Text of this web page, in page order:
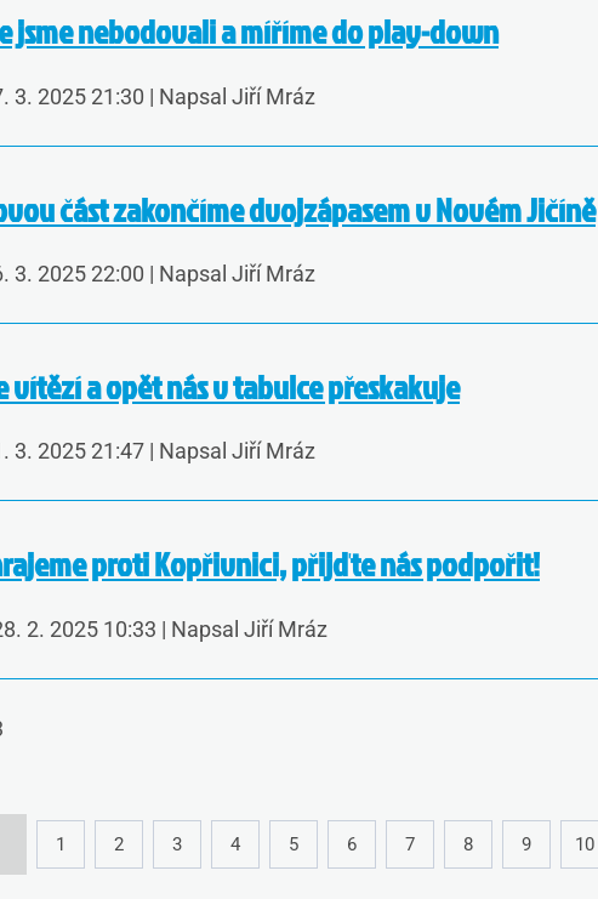
jsme nebodovali a míříme do play-down
3. 2025 21:30 | Napsal Jiří Mráz
část zakončíme dvojzápasem v Novém Jičíně
3. 2025 22:00 | Napsal Jiří Mráz
vítězí a opět nás v tabulce přeskakuje
3. 2025 21:47 | Napsal Jiří Mráz
proti Kopřivnici, přijďte nás podpořit!
2. 2025 10:33 | Napsal Jiří Mráz
1 2 3 4 5 6 7 8 9 10